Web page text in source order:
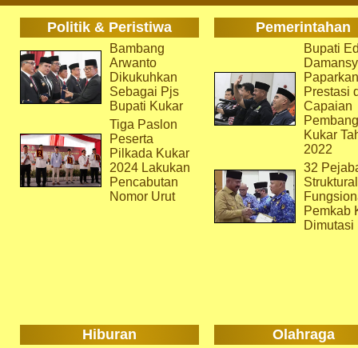
Politik & Peristiwa Pemerintahan
Bambang
Arwanto
Dikukuhkan
Sebagai Pjs
Bupati Kukar
Tiga Paslon
Peserta
Pilkada Kukar
2024 Lakukan
Pencabutan
Nomor Urut
Bupati
Paparkan
Prestasi
Capaian
Kukar
2022
32
Pemkab
Dimutasi
Hiburan Olahraga